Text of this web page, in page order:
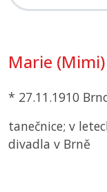
Marie
* 27.11.1910
tanečnice; v
divadla v Brně